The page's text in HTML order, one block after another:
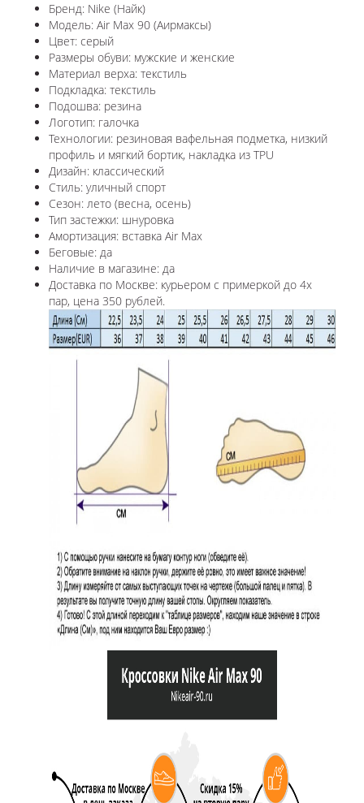
Бренд: Nike (Найк)
Модель: Air Max 90 (Аирмаксы)
Цвет: серый
Размеры обуви: мужские и женские
Материал верха: текстиль
Подкладка: текстиль
Подошва: резина
Логотип: галочка
Технологии: резиновая вафельная подметка, низкий
профиль и мягкий бортик, накладка из TPU
Дизайн: классический
Стиль: уличный спорт
Сезон: лето (весна, осень)
Тип застежки: шнуровка
Амортизация: вставка Air Max
Беговые: да
Наличие в магазине: да
Доставка по Москве: курьером с примеркой до 4х
пар, цена 350 рублей.